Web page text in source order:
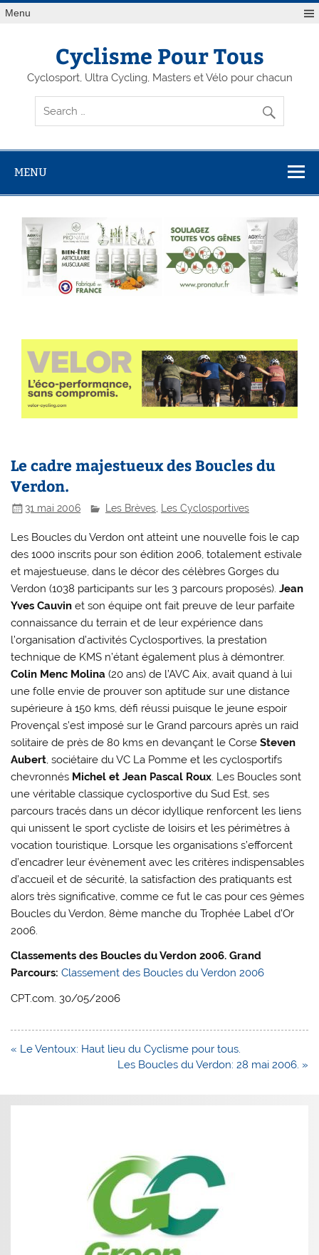
Menu
Cyclisme Pour Tous
Cyclosport, Ultra Cycling, Masters et Vélo pour chacun
MENU
Le cadre majestueux des Boucles du
Verdon.
31 mai 2006 Les Brèves Les Cyclosportives
Les Boucles du Verdon ont atteint une nouvelle fois le cap
des 1000 inscrits pour son édition 2006, totalement estivale
et majestueuse, dans le décor des célèbres Gorges du
Verdon (1038 participants sur les 3 parcours proposés).Jean
Yves Cauvin et son équipe ont fait preuve de leur parfaite
connaissance du terrain et de leur expérience dans
l’organisation d’activités Cyclosportives, la prestation
technique de KMS n’étant également plus à démontrer.
Colin Menc Molina (20 ans) de l’AVC Aix, avait quand à lui
une folle envie de prouver son aptitude sur une distance
supérieure à 150 kms, défi réussi puisque le jeune espoir
Provençal s’est imposé sur le Grand parcours après un raid
solitaire de près de 80 kms en devançant le CorseSteven
Aubert, sociétaire du VC La Pomme et les cyclosportifs
chevronnés Michel et Jean Pascal Roux. Les Boucles sont
une véritable classique cyclosportive du Sud Est, ses
parcours tracés dans un décor idyllique renforcent les liens
qui unissent le sport cycliste de loisirs et les périmètres à
vocation touristique. Lorsque les organisations s’efforcent
d’encadrer leur évènement avec les critères indispensables
d’accueil et de sécurité, la satisfaction des pratiquants est
alors très significative, comme ce fut le cas pour ces 9èmes
Boucles du Verdon, 8ème manche du Trophée Label d’Or
2006.
Classements des Boucles du Verdon 2006. Grand
Parcours: Classement des Boucles du Verdon 2006
CPT.com. 30/05/2006
Navigation
« Le Ventoux: Haut lieu du Cyclisme pour tous.
Les Boucles du Verdon: 28 mai 2006. »